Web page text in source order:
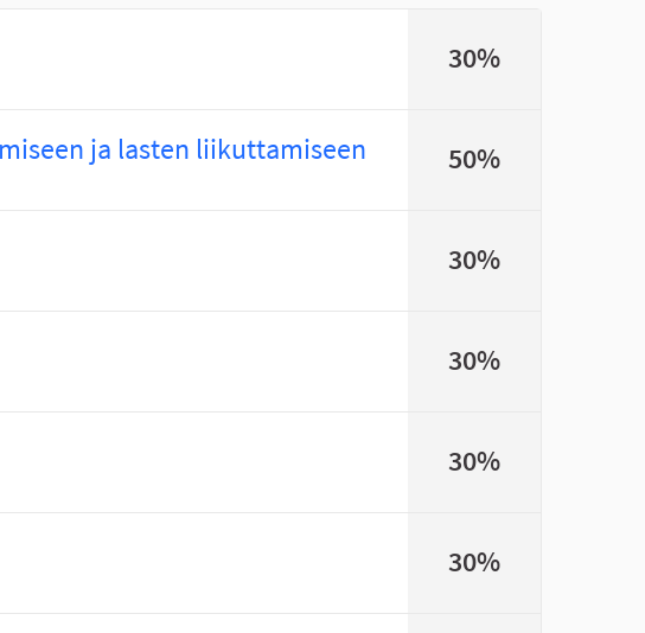
30%
ja lasten liikuttamiseen 50%
30%
30%
30%
30%